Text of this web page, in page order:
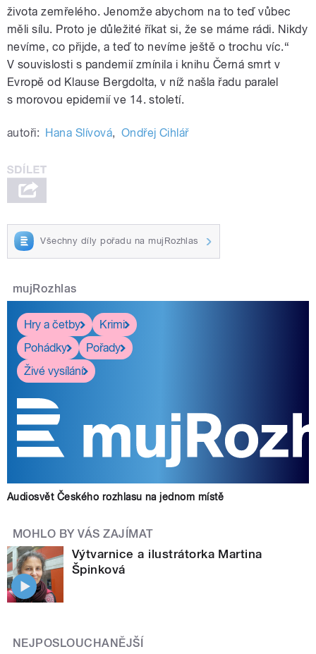
života zemřelého. Jenomže abychom na to teď vůbec
měli sílu. Proto je důležité říkat si, že se máme rádi. Nikdy
nevíme, co přijde, a teď to nevíme ještě o trochu víc.“
V souvislosti s pandemií zmínila i knihu Černá smrt v
Evropě od Klause Bergdolta, v níž našla řadu paralel
s morovou epidemií ve 14. století.
autoři: Hana Slívová, Ondřej Cihlář
Všechny díly pořadu na mujRozhlas
mujRozhlas
Hry a četby
Krimi
Pohádky
Pořady
Živé vysílání
Audiosvět Českého rozhlasu na jednom místě
MOHLO BY VÁS ZAJÍMAT
Výtvarnice a ilustrátorka Martina
Špinková
NEJPOSLOUCHANĚJŠÍ